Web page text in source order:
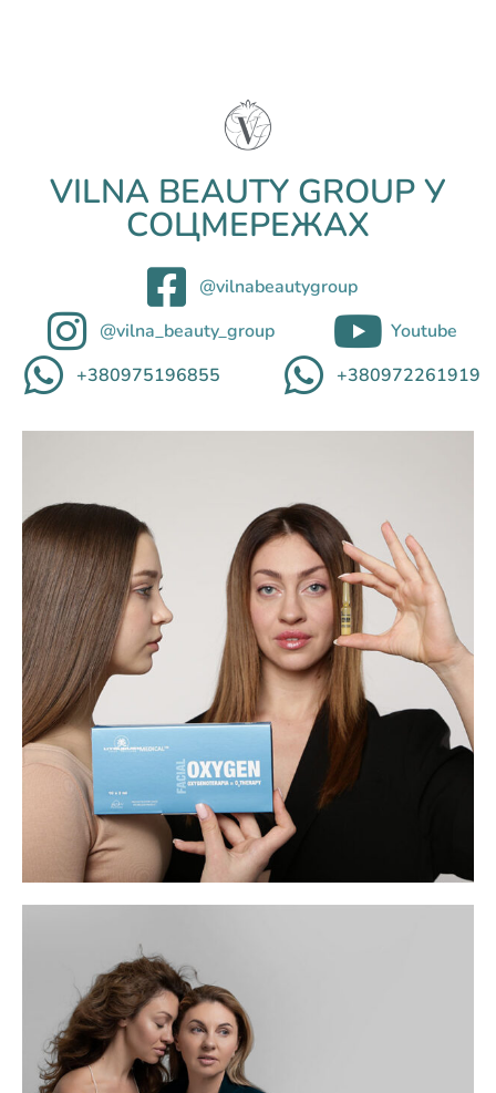
VILNA BEAUTY GROUP У
СОЦМЕРЕЖАХ
@vilnabeautygroup
@vilna_beauty_group
Youtube
+380975196855
+380972261919